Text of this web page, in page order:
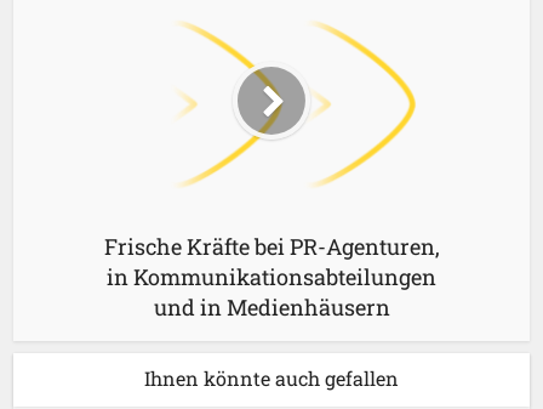
Frische Kräfte bei PR-Agenturen,
in Kommunikationsabteilungen
und in Medienhäusern
Ihnen könnte auch gefallen